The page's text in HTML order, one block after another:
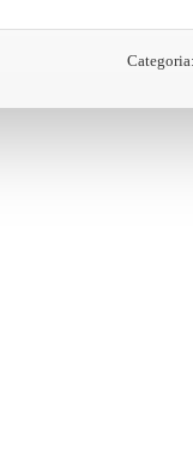
Categoria: